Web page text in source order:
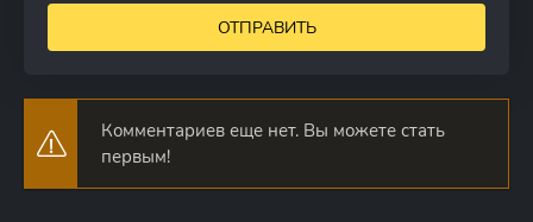
ОТПРАВИТЬ
Комментариев еще нет. Вы можете стать
первым!